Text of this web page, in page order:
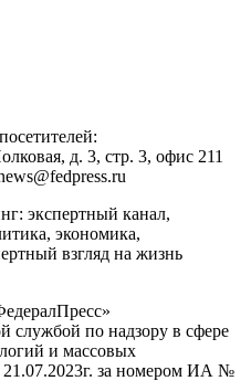
д. 3, стр. 3, офис 211
экспертный канал,
экономика,
взгляд на жизнь
службой по надзору в сфере
и массовых
за номером ИА №